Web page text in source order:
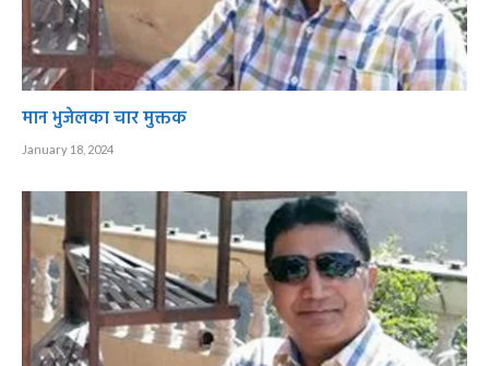
मान भुजेलका चार मुक्तक
January 18, 2024